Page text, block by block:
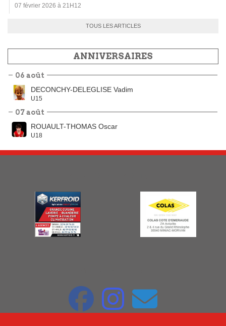
07 février 2026 à 21H12
TOUS LES ARTICLES
ANNIVERSAIRES
06 août
DECONCHY-DELEGLISE Vadim
U15
07 août
ROUAULT-THOMAS Oscar
U18